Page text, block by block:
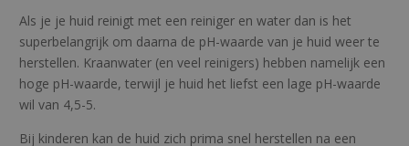
Als je je huid reinigt met een reiniger en water dan is het
superbelangrijk om daarna de pH-waarde van je huid weer te
herstellen. Kraanwater (en veel reinigers) hebben namelijk een
hoge pH-waarde, terwijl je huid het liefst een lage pH-waarde
wil van 4,5-5.
Bij kinderen kan de huid zich prima snel herstellen na een